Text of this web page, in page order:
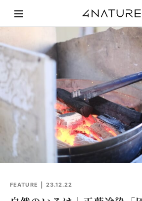
FEATURE 23.12.22